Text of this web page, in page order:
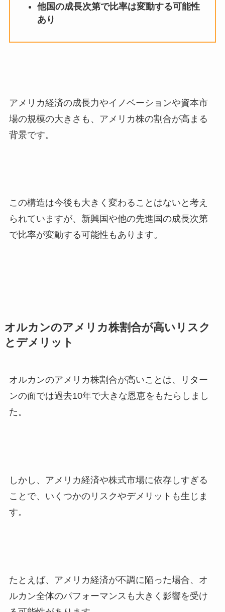
他国の成長次第で比率は変動する可能性
あり
アメリカ経済の成長力やイノベーションや資本市
場の規模の大きさも、アメリカ株の割合が高まる
背景です。
この構造は今後も大きく変わることはないと考え
られていますが、新興国や他の先進国の成長次第
で比率が変動する可能性もあります。
オルカンのアメリカ株割合が高いリスク
とデメリット
オルカンのアメリカ株割合が高いことは、リター
ンの面では過去10年で大きな恩恵をもたらしまし
た。
しかし、アメリカ経済や株式市場に依存しすぎる
ことで、いくつかのリスクやデメリットも生じま
す。
たとえば、アメリカ経済が不調に陥った場合、オ
ルカン全体のパフォーマンスも大きく影響を受け